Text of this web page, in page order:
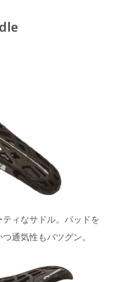
ィなサドル。パッドを
通気性もバツグン。